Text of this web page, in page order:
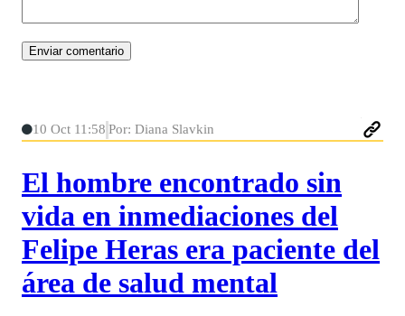
10 Oct 11:58 Por: Diana Slavkin
El hombre encontrado sin
vida en inmediaciones del
Felipe Heras era paciente del
área de salud mental